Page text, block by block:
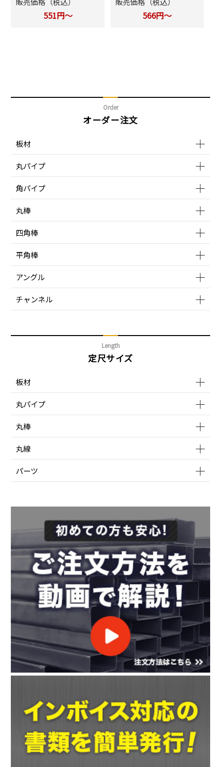
551円～ 566円～
Order
オーダー注文
板材
丸パイプ
角パイプ
丸棒
四角棒
平角棒
アングル
チャンネル
Length
定尺サイズ
板材
丸パイプ
丸棒
丸線
パーツ